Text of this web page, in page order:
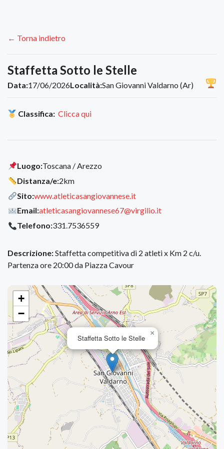
← Torna indietro
Staffetta Sotto le Stelle
Data:17/06/2026Località:San Giovanni Valdarno (Ar)
Classifica: Clicca qui
Luogo:Toscana / Arezzo
Distanza/e:2km
Sito:www.atleticasangiovannese.it
Email:atleticasangiovannese67@virgilio.it
Telefono:331.7536559
Descrizione:Staffetta competitiva di 2 atleti x Km 2 c/u.
Partenza ore 20:00 da Piazza Cavour
Staffetta Sotto le Stelle
×
+
−